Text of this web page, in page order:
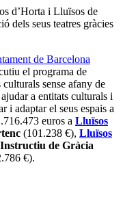
d’Horta i Lluïsos de
dels seus teatres gràcies
de Barcelona
el programa de
sense afany de
a entitats culturals i
i adaptar el seus espais a
euros a Lluïsos
(101.238 €), Lluïsos
de Gràcia
€).